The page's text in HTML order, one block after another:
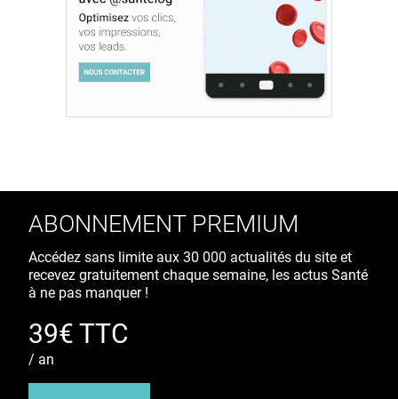
ABONNEMENT PREMIUM
Accédez sans limite aux 30 000 actualités du site et
recevez gratuitement chaque semaine, les actus Santé
à ne pas manquer !
39€ TTC
/ an